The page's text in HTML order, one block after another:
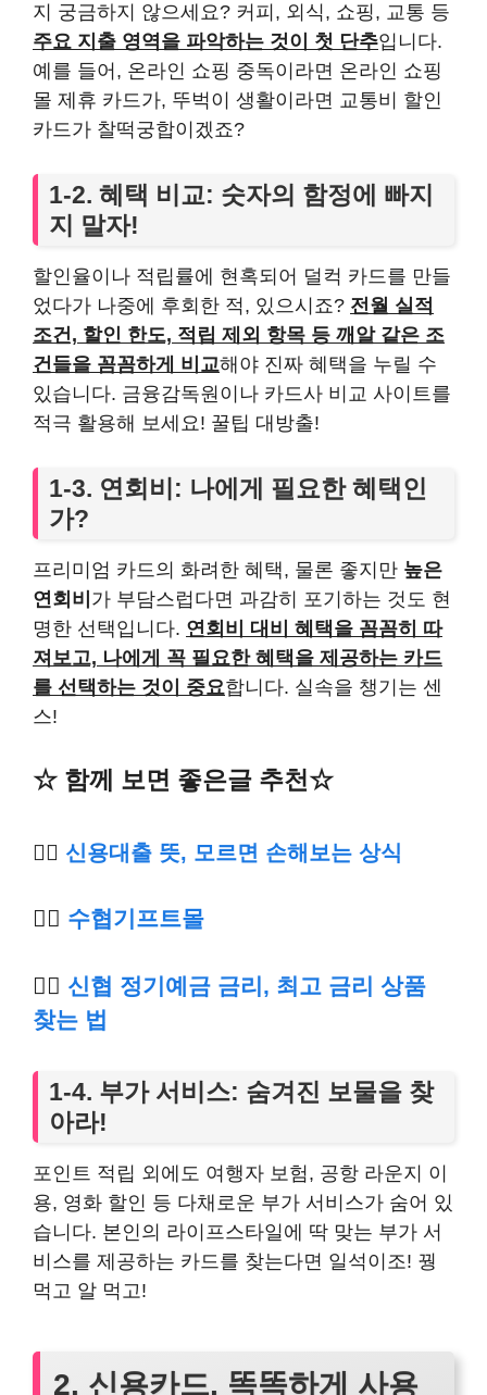
지 궁금하지 않으세요? 커피, 외식, 쇼핑, 교통 등
주요 지출 영역을 파악하는 것이 첫 단추입니다.
예를 들어, 온라인 쇼핑 중독이라면 온라인 쇼핑
몰 제휴 카드가, 뚜벅이 생활이라면 교통비 할인
카드가 찰떡궁합이겠죠?
1-2. 혜택 비교: 숫자의 함정에 빠지
지 말자!
할인율이나 적립률에 현혹되어 덜컥 카드를 만들
었다가 나중에 후회한 적, 있으시죠? 전월 실적
조건, 할인 한도, 적립 제외 항목 등 깨알 같은 조
건들을 꼼꼼하게 비교해야 진짜 혜택을 누릴 수
있습니다. 금융감독원이나 카드사 비교 사이트를
적극 활용해 보세요! 꿀팁 대방출!
1-3. 연회비: 나에게 필요한 혜택인
가?
프리미엄 카드의 화려한 혜택, 물론 좋지만 높은
연회비 가 부담스럽다면 과감히 포기하는 것도 현
명한 선택입니다. 연회비 대비 혜택을 꼼꼼히 따
져보고, 나에게 꼭 필요한 혜택을 제공하는 카드
를 선택하는 것이 중요합니다. 실속을 챙기는 센
스!
☆ 함께 보면 좋은글 추천☆
👉🏿 신용대출 뜻, 모르면 손해보는 상식
👉🏿 수협기프트몰
👉🏿 신협 정기예금 금리, 최고 금리 상품
찾는 법
1-4. 부가 서비스: 숨겨진 보물을 찾
아라!
포인트 적립 외에도 여행자 보험, 공항 라운지 이
용, 영화 할인 등 다채로운 부가 서비스가 숨어 있
습니다. 본인의 라이프스타일에 딱 맞는 부가 서
비스를 제공하는 카드를 찾는다면 일석이조! 꿩
먹고 알 먹고!
2. 신용카드, 똑똑하게 사용